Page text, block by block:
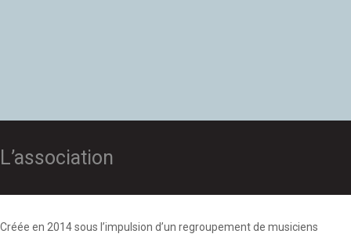
L’association
Créée en 2014 sous l’impulsion d’un regroupement de musiciens